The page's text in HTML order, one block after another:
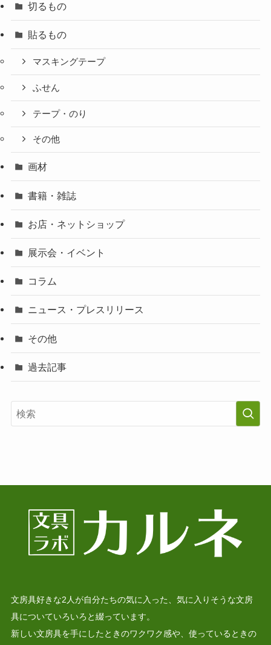
切るもの
貼るもの
マスキングテープ
ふせん
テープ・のり
その他
画材
書籍・雑誌
お店・ネットショップ
展示会・イベント
コラム
ニュース・プレスリリース
その他
過去記事
文房具好きな2人が自分たちの気に入った、気に入りそうな文房
具についていろいろと綴っています。
新しい文房具を手にしたときのワクワク感や、使っているときの